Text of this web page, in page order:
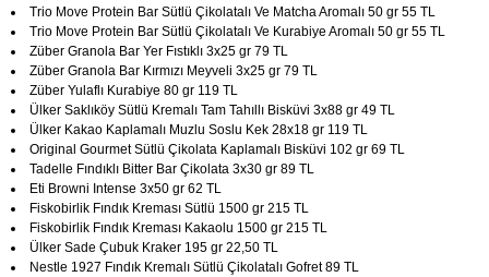
Trio Move Protein Bar Sütlü Çikolatalı Ve Matcha Aromalı 50 gr 55 TL
Trio Move Protein Bar Sütlü Çikolatalı Ve Kurabiye Aromalı 50 gr 55 TL
Züber Granola Bar Yer Fıstıklı 3x25 gr 79 TL
Züber Granola Bar Kırmızı Meyveli 3x25 gr 79 TL
Züber Yulaflı Kurabiye 80 gr 119 TL
Ülker Saklıköy Sütlü Kremalı Tam Tahıllı Bisküvi 3x88 gr 49 TL
Ülker Kakao Kaplamalı Muzlu Soslu Kek 28x18 gr 119 TL
Original Gourmet Sütlü Çikolata Kaplamalı Bisküvi 102 gr 69 TL
Tadelle Fındıklı Bitter Bar Çikolata 3x30 gr 89 TL
Eti Browni Intense 3x50 gr 62 TL
Fiskobirlik Fındık Kreması Sütlü 1500 gr 215 TL
Fiskobirlik Fındık Kreması Kakaolu 1500 gr 215 TL
Ülker Sade Çubuk Kraker 195 gr 22,50 TL
Nestle 1927 Fındık Kremalı Sütlü Çikolatalı Gofret 89 TL